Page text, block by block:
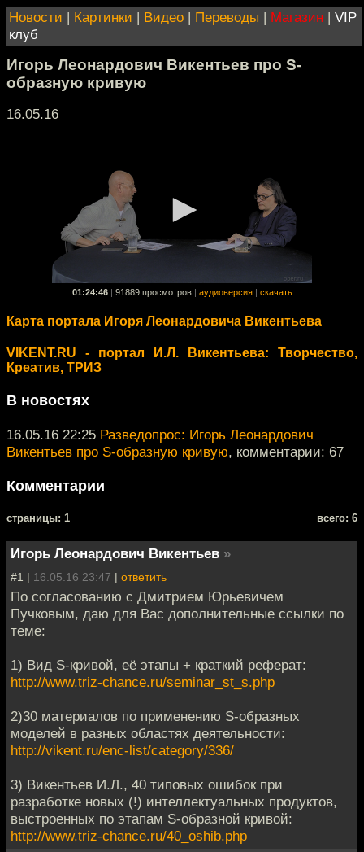
Новости | Картинки | Видео | Переводы | Магазин | VIP
клуб
Игорь Леонардович Викентьев про S-
образную кривую
16.05.16
01:24:46 91889 просмотров аудиоверсия скачать
Карта портала Игоря Леонардовича Викентьева
VIKENT.RU - портал И.Л. Викентьева: Творчество,
Креатив, ТРИЗ
В новостях
16.05.16 22:25 Разведопрос: Игорь Леонардович
Викентьев про S-образную кривую, комментарии: 67
Комментарии
cтраницы: 1 всего: 6
Игорь Леонардович Викентьев »
#1 | 16.05.16 23:47 | ответить
По согласованию с Дмитрием Юрьевичем
Пучковым, даю для Вас дополнительные ссылки по
теме:
1) Вид S-кривой, её этапы + краткий реферат:
http://www.triz-chance.ru/seminar_st_s.php
2)30 материалов по применению S-образных
моделей в разных областях деятельности:
http://vikent.ru/enc-list/category/336/
3) Викентьев И.Л., 40 типовых ошибок при
разработке новых (!) интеллектуальных продуктов,
выстроенных по этапам S-образной кривой:
http://www.triz-chance.ru/40_oshib.php